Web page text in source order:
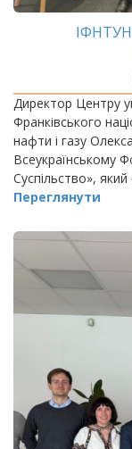
Директор Центру
Франківського
нафти і газу
Всеукраїнському
Суспільство»,
Переглянути